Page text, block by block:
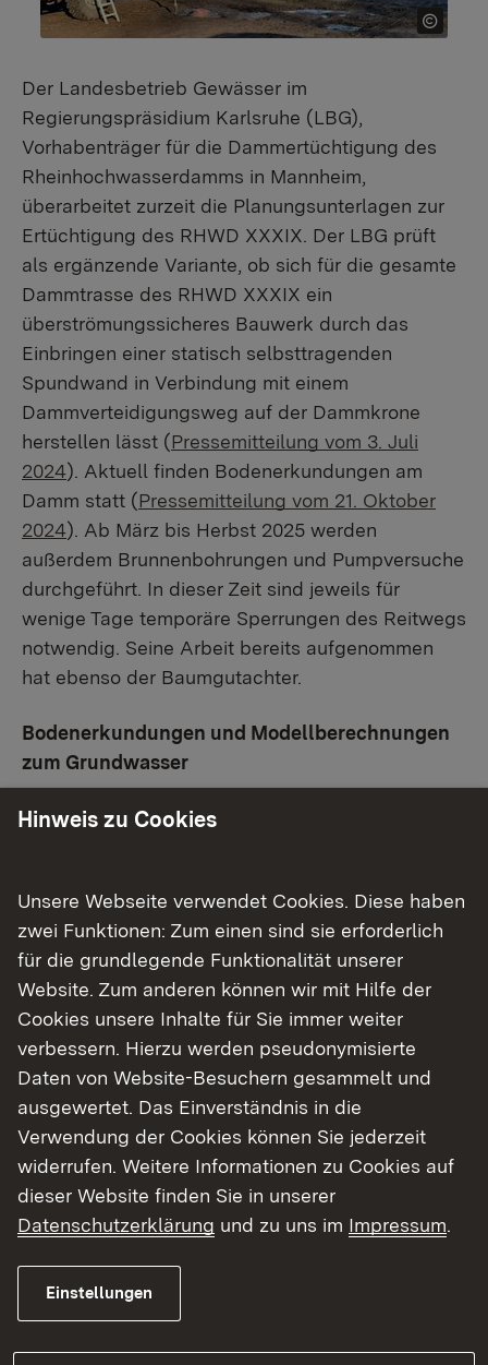
Der Landesbetrieb Gewässer im
Regierungspräsidium Karlsruhe (LBG),
Vorhabenträger für die Dammertüchtigung des
Rheinhochwasserdamms in Mannheim,
überarbeitet zurzeit die Planungsunterlagen zur
Ertüchtigung des RHWD XXXIX. Der LBG prüft
als ergänzende Variante, ob sich für die gesamte
Dammtrasse des RHWD XXXIX ein
überströmungssicheres Bauwerk durch das
Einbringen einer statisch selbsttragenden
Spundwand in Verbindung mit einem
Dammverteidigungsweg auf der Dammkrone
herstellen lässt (Pressemitteilung vom 3. Juli
2024). Aktuell finden Bodenerkundungen am
Damm statt (Pressemitteilung vom 21. Oktober
2024). Ab März bis Herbst 2025 werden
außerdem Brunnenbohrungen und Pumpversuche
durchgeführt. In dieser Zeit sind jeweils für
wenige Tage temporäre Sperrungen des Reitwegs
notwendig. Seine Arbeit bereits aufgenommen
hat ebenso der Baumgutachter.
Bodenerkundungen und Modellberechnungen
zum Grundwasser
Mit den zunächst ab 4. November 2024
erst Mitte Januar 2025 begonnen werden, da die
vorbereitenden Kampfmitteluntersuchungen
länger als geplant dauerten. Daher werden die
Bodenerkundungen nun mit erhöhter Intensität
in zwei Teams, eines im nördlichen und eines im
südlichen Dammabschnitt, durchgeführt. Die
Erkundungen werden voraussichtlich noch bis
April 2025 andauern. Weiterhin müssen Brunnen,
an denen Pumpversuche durchgeführt werden,
gebohrt werden. Diese Arbeiten finden ab März
bis in den Herbst 2025 statt. Die Pumpversuche
liefern Auskunft darüber, wie durchlässig der
Ergebnisse fließen anschließend in die
Modellberechnungen zum Grundwasser ein. Die
Brunnenbohrungen werden, anders als die
Hinweis zu Cookies
Unsere Webseite verwendet Cookies. Diese haben
zwei Funktionen: Zum einen sind sie erforderlich
für die grundlegende Funktionalität unserer
Website. Zum anderen können wir mit Hilfe der
Cookies unsere Inhalte für Sie immer weiter
verbessern. Hierzu werden pseudonymisierte
Daten von Website-Besuchern gesammelt und
ausgewertet. Das Einverständnis in die
Verwendung der Cookies können Sie jederzeit
widerrufen. Weitere Informationen zu Cookies auf
dieser Website finden Sie in unserer
Datenschutzerklärung und zu uns im Impressum.
Einstellungen